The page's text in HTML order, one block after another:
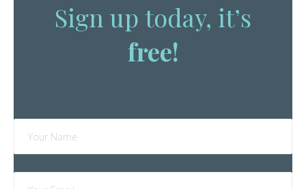
Sign up today, it’s
free!